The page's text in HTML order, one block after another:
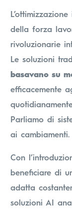
della forza
rivoluzionarie
Le soluzioni
basavano su
efficacemente
Parliamo di
ai cambiamenti.
Con
beneficiare di
adatta
soluzioni AI